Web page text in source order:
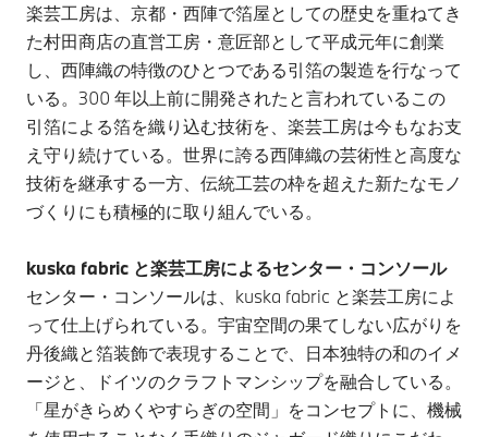
楽芸工房は、京都・西陣で箔屋としての歴史を重ねてき
た村田商店の直営工房・意匠部として平成元年に創業
し、西陣織の特徴のひとつである引箔の製造を行なって
いる。300 年以上前に開発されたと言われているこの
引箔による箔を織り込む技術を、楽芸工房は今もなお支
え守り続けている。世界に誇る西陣織の芸術性と高度な
技術を継承する一方、伝統工芸の枠を超えた新たなモノ
づくりにも積極的に取り組んでいる。
kuska fabric と楽芸工房によるセンター・コンソール
センター・コンソールは、kuska fabric と楽芸工房によ
って仕上げられている。宇宙空間の果てしない広がりを
丹後織と箔装飾で表現することで、日本独特の和のイメ
ージと、ドイツのクラフトマンシップを融合している。
「星がきらめくやすらぎの空間」をコンセプトに、機械